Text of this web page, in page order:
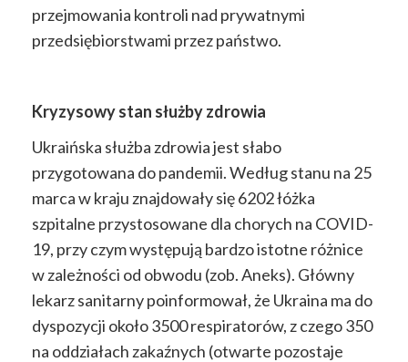
przejmowania kontroli nad prywatnymi
przedsiębiorstwami przez państwo.
Kryzysowy stan służby zdrowia
Ukraińska służba zdrowia jest słabo
przygotowana do pandemii. Według stanu na 25
marca w kraju znajdowały się 6202 łóżka
szpitalne przystosowane dla chorych na COVID-
19, przy czym występują bardzo istotne różnice
w zależności od obwodu (zob. Aneks). Główny
lekarz sanitarny poinformował, że Ukraina ma do
dyspozycji około 3500 respiratorów, z czego 350
na oddziałach zakaźnych (otwarte pozostaje